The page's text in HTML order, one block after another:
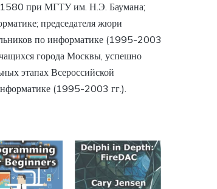
при МГТУ им. Н.Э. Баумана;
председателя жюри
по информатике (1995-2003
города Москвы, успешно
этапах Всероссийской
(1995-2003 гг.).